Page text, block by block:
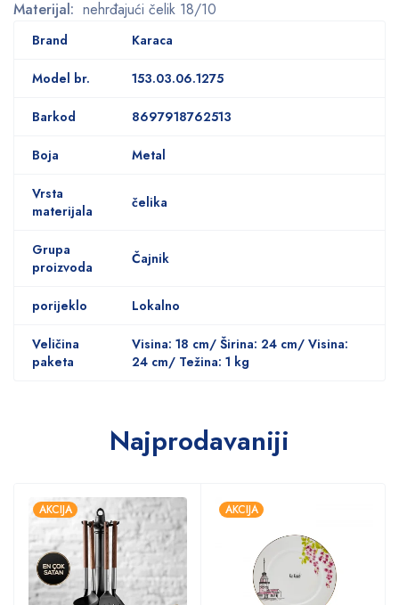
Materijal: nehrđajući čelik 18/10
Brand Karaca
Model br. 153.03.06.1275
Barkod 8697918762513
Boja Metal
Vrsta
materijala
čelika
Grupa
proizvoda
Čajnik
porijeklo Lokalno
Veličina
paketa
Visina: 18 cm/ Širina: 24 cm/ Visina:
24 cm/ Težina: 1 kg
Najprodavaniji
AKCIJA AKCIJA